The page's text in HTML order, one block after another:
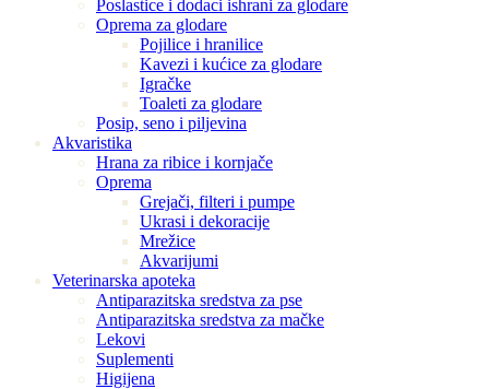
Poslastice i dodaci ishrani za glodare
Oprema za glodare
Pojilice i hranilice
Kavezi i kućice za glodare
Igračke
Toaleti za glodare
Posip, seno i piljevina
Akvaristika
Hrana za ribice i kornjače
Oprema
Grejači, filteri i pumpe
Ukrasi i dekoracije
Mrežice
Akvarijumi
Veterinarska apoteka
Antiparazitska sredstva za pse
Antiparazitska sredstva za mačke
Lekovi
Suplementi
Higijena